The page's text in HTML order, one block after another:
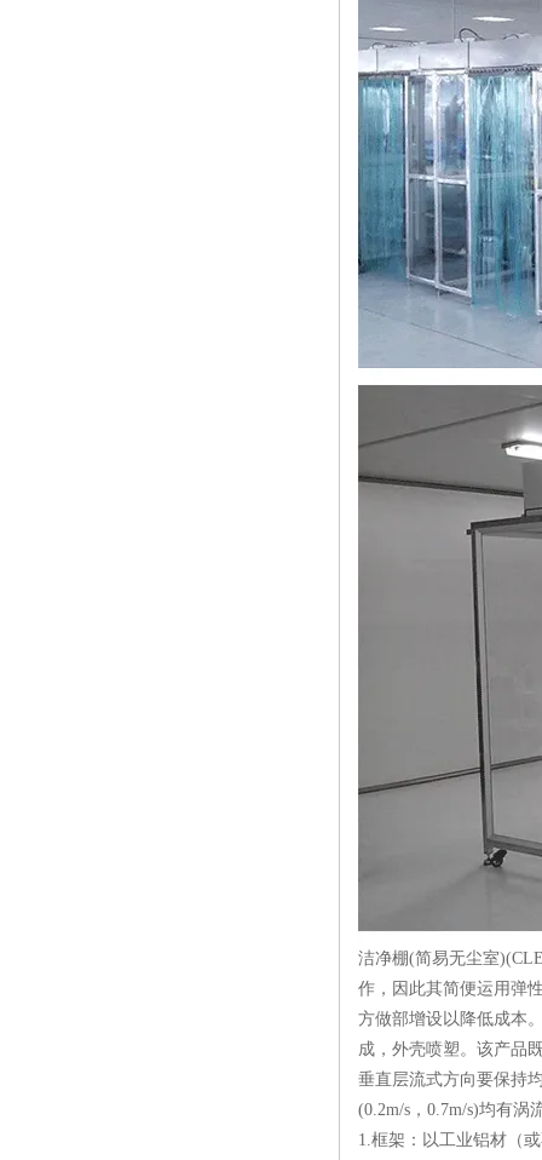
洁净棚(简易无尘室
作，因此其简便运用弹
方做部增设以降低成本
成，外壳喷塑。该产品
垂直层流式方向要保持
(0.2m/s，0.7m/s)均有涡
1.框架：以工业铝材（